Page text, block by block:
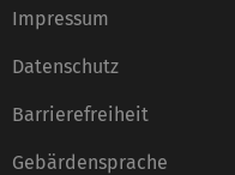
Impressum
Datenschutz
Barrierefreiheit
Gebärdensprache